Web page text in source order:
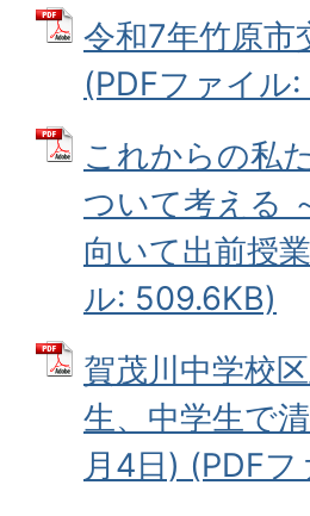
令和7年竹原市
(PDFファイル
これからの私
ついて考える
向いて出前授
ル: 509.6KB)
賀茂川中学校
生、中学生で
月4日) (PDF